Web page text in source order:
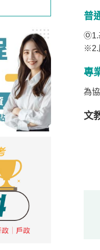
普
Ⓞ1.
※2.
專
為
文